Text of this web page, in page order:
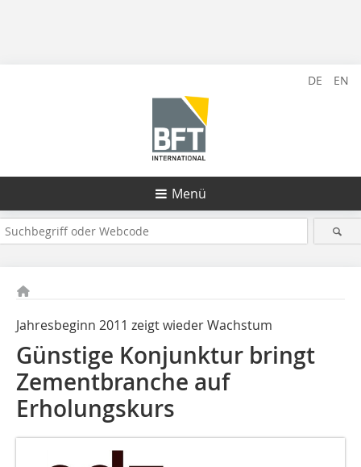
DE EN
Menü
Jahresbeginn 2011 zeigt wieder Wachstum
Günstige Konjunktur bringt
Zementbranche auf
Erholungskurs